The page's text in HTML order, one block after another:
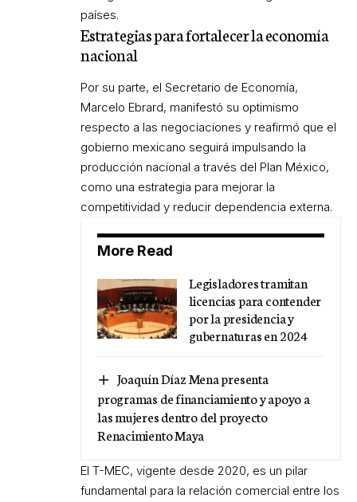
países.
Estrategias para fortalecer la economía
nacional
Por su parte, el Secretario de Economía,
Marcelo Ebrard, manifestó su optimismo
respecto a las negociaciones y reafirmó que el
gobierno mexicano seguirá impulsando la
producción nacional a través del Plan México,
como una estrategia para mejorar la
competitividad y reducir dependencia externa.
More Read
Legisladores tramitan
licencias para contender
por la presidencia y
gubernaturas en 2024
Joaquín Díaz Mena presenta
programas de financiamiento y apoyo a
las mujeres dentro del proyecto
Renacimiento Maya
El T-MEC, vigente desde 2020, es un pilar
fundamental para la relación comercial entre los